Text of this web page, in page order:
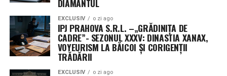
programat pentru primul zbor spre finalul acestui an,
de la complexul din Wallops Island, Virginia. Designul
plat permite optimizarea spațiului în interiorul rachetei,
facilitând desfășurarea rapidă a unor rețele vaste de
senzori, esențiale pentru detectarea țintelor mobile în
timp real.
DIAMANTUL
EXCLUSIV o zi ago
IPJ PRAHOVA S.R.L. –„GRĂDINIȚA DE
CADRE”- SEZONUL XXXV: DINASTIA XANAX,
VOYEURISM LA BĂICOI ȘI CORIGENȚII
TRĂDĂRII
EXCLUSIV o zi ago